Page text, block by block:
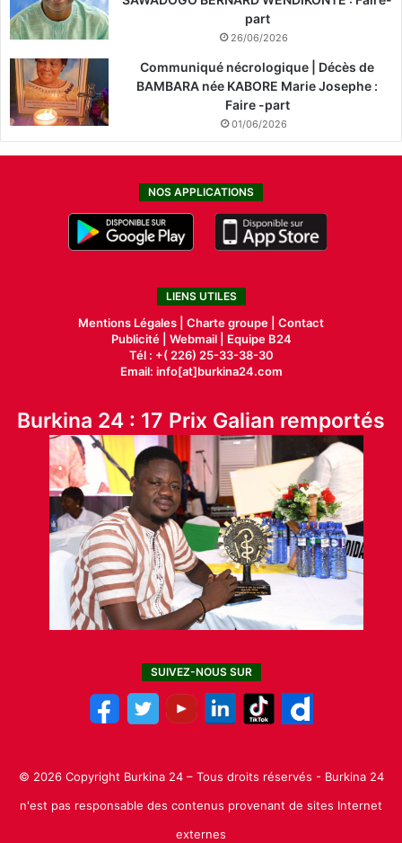
part
26/06/2026
Communiqué nécrologique | Décès de
BAMBARA née KABORE Marie Josephe :
Faire -part
01/06/2026
NOS APPLICATIONS
LIENS UTILES
Mentions Légales | Charte groupe | Contact
Publicité| Webmail |
Equipe B24
Tél : +( 226) 25-33-38-30
Email: info[at]burkina24.com
Burkina 24 : 17 Prix Galian remportés
SUIVEZ-NOUS SUR
© 2026 Copyright Burkina 24 – Tous droits réservés - Burkina 24
n'est pas responsable des contenus provenant de sites Internet
externes